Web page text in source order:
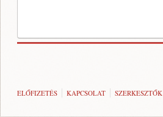
ELŐFIZETÉS KAPCSOLAT SZERKESZTŐK